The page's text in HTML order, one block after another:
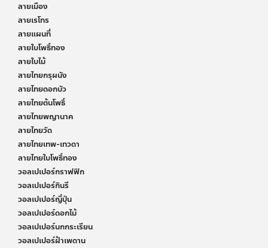
ลายเมือง
ลายเรโทร
ลายแผนที่
ลายใบโพธิ์ทอง
ลายใบไม้
ลายไทยกรุผนัง
ลายไทยดอกบัว
ลายไทยต้นโพธิ์
ลายไทยพญานาค
ลายไทยวัด
ลายไทยเทพ-เทวดา
ลายไทยใบโพธิ์ทอง
วอลเปเปอร์กราฟฟิก
วอลเปเปอร์กินรี
วอลเปเปอร์ญี่ปุ่น
วอลเปเปอร์ดอกไม้
วอลเปเปอร์นกกระเรียน
วอลเปเปอร์ฝ้าเพดาน